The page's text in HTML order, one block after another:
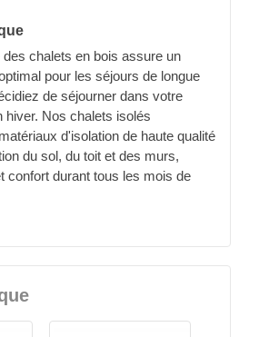
des chalets en bois assure un
pour les séjours de longue
de séjourner dans votre
hiver. Nos chalets isolés
d'isolation de haute qualité
du sol, du toit et des murs,
confort durant tous les mois de